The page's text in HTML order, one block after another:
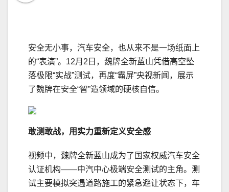
安全无小事，汽车安全，也从来不是一场纸面上
的“表演”。12月2日，魏牌全新蓝山凭借高空坠
落极限“实战”测试，再度“霸屏”央视新闻，展示
了魏牌在安全“智”造领域的硬核自信。
敢测敢战，用实力重新定义安全感
视频中，魏牌全新蓝山成为了国家权威汽车安全
认证机构——中汽中心极端安全测试的主角。测
试主要模拟突遇道路施工的紧急避让状态下，车